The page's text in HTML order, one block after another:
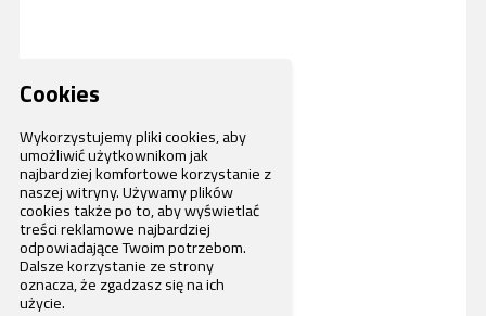
Cookies
Wykorzystujemy pliki cookies, aby
umożliwić użytkownikom jak
najbardziej komfortowe korzystanie z
naszej witryny. Używamy plików
cookies także po to, aby wyświetlać
treści reklamowe najbardziej
odpowiadające Twoim potrzebom.
Dalsze korzystanie ze strony
oznacza, że zgadzasz się na ich
użycie.